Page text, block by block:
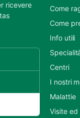
ricevere
Come
Come
Info utili
Centri
I nostri
Malattie
Visite ed